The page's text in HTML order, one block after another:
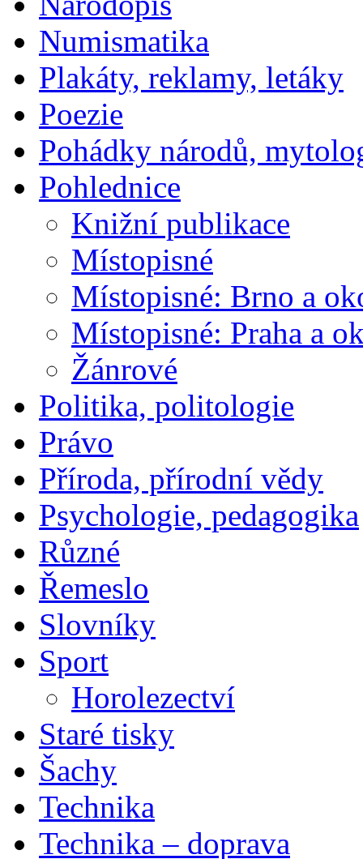
Numismatika
Plakáty, reklamy, letáky
Poezie
Pohádky národů,
Pohlednice
Knižní publikace
Místopisné
Místopisné: Brno a
Místopisné: Praha a
Žánrové
Politika, politologie
Právo
Příroda, přírodní vědy
Psychologie, pedagogika
Různé
Řemeslo
Slovníky
Sport
Horolezectví
Staré tisky
Šachy
Technika
Technika – doprava